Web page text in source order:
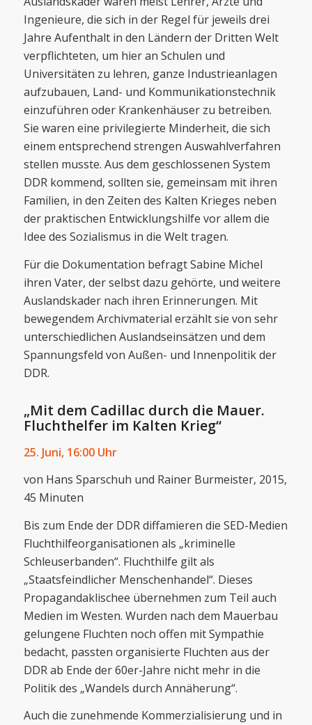
Ingenieure, die sich in der Regel für jeweils drei
Jahre Aufenthalt in den Ländern der Dritten Welt
verpflichteten, um hier an Schulen und
Universitäten zu lehren, ganze Industrieanlagen
aufzubauen, Land- und Kommunikationstechnik
einzuführen oder Krankenhäuser zu betreiben.
Sie waren eine privilegierte Minderheit, die sich
einem entsprechend strengen Auswahlverfahren
stellen musste. Aus dem geschlossenen System
DDR kommend, sollten sie, gemeinsam mit ihren
Familien, in den Zeiten des Kalten Krieges neben
der praktischen Entwicklungshilfe vor allem die
Idee des Sozialismus in die Welt tragen.
Für die Dokumentation befragt Sabine Michel
ihren Vater, der selbst dazu gehörte, und weitere
Auslandskader nach ihren Erinnerungen. Mit
bewegendem Archivmaterial erzählt sie von sehr
unterschiedlichen Auslandseinsätzen und dem
Spannungsfeld von Außen- und Innenpolitik der
DDR.
„Mit dem Cadillac durch die Mauer.
Fluchthelfer im Kalten Krieg“
25. Juni, 16:00 Uhr
von Hans Sparschuh und Rainer Burmeister, 2015,
45 Minuten
Bis zum Ende der DDR diffamieren die SED-Medien
Fluchthilfeorganisationen als „kriminelle
Schleuserbanden“. Fluchthilfe gilt als
„Staatsfeindlicher Menschenhandel“. Dieses
Propagandaklischee übernehmen zum Teil auch
Medien im Westen. Wurden nach dem Mauerbau
gelungene Fluchten noch offen mit Sympathie
bedacht, passten organisierte Fluchten aus der
DDR ab Ende der 60er-Jahre nicht mehr in die
Politik des „Wandels durch Annäherung“.
Auch die zunehmende Kommerzialisierung und in